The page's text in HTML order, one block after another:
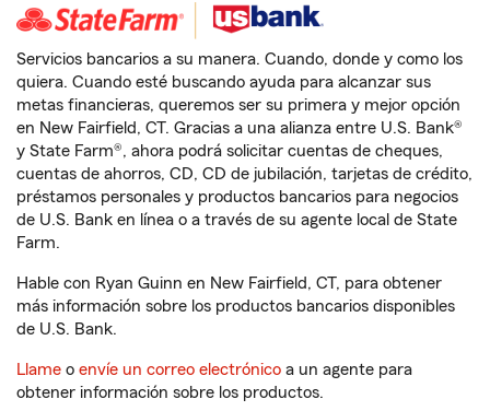
Servicios bancarios a su manera. Cuando, donde y como los
quiera. Cuando esté buscando ayuda para alcanzar sus
metas financieras, queremos ser su primera y mejor opción
en New Fairfield, CT. Gracias a una alianza entre U.S. Bank®
y State Farm®, ahora podrá solicitar cuentas de cheques,
cuentas de ahorros, CD, CD de jubilación, tarjetas de crédito,
préstamos personales y productos bancarios para negocios
de U.S. Bank en línea o a través de su agente local de State
Farm.
Hable con Ryan Guinn en New Fairfield, CT, para obtener
más información sobre los productos bancarios disponibles
de U.S. Bank.
Llame o envíe un correo electrónico a un agente para
obtener información sobre los productos.